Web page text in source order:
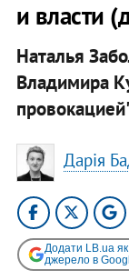
и власти
Наталья
Владимира
Дарія
Додати LB.ua
джерело в